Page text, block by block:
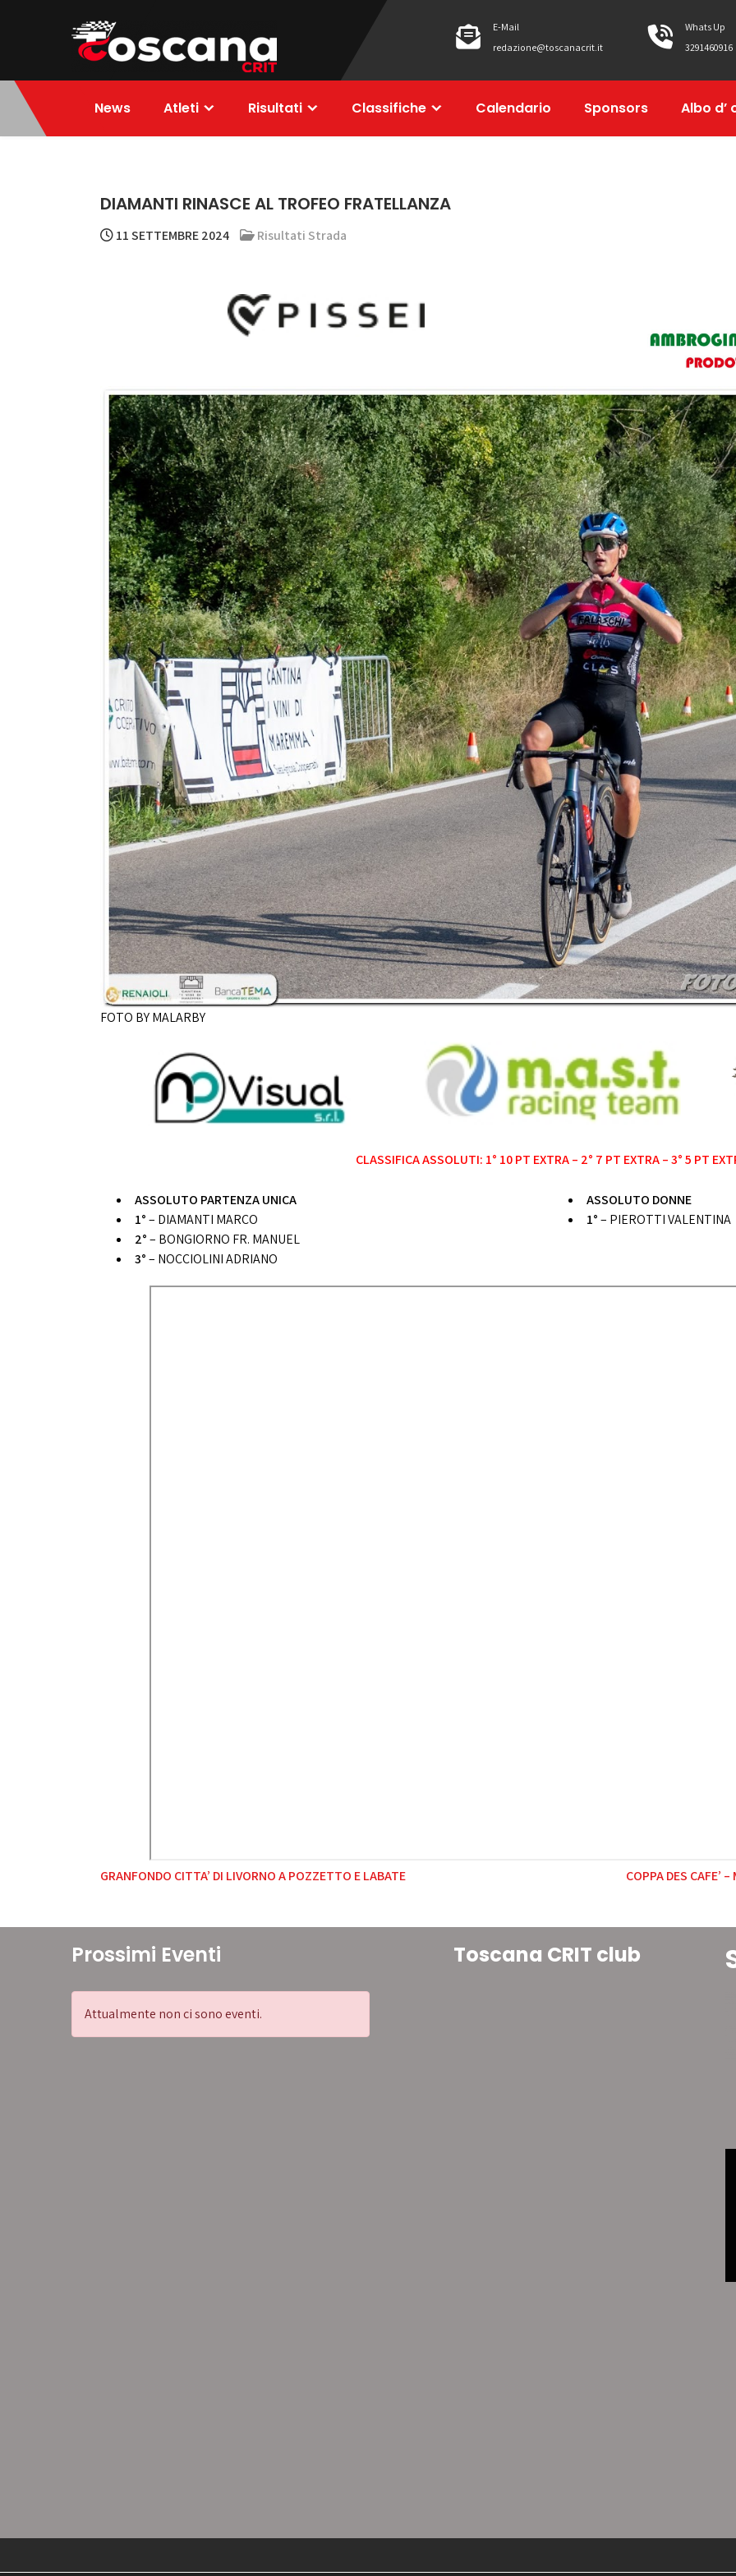
ToscanaCRIT
RIDE4WIN
E-Mail
redazione@toscanacrit.it
Whats Up
3291460916
News Atleti Risultati Classifiche Calendario Sponsors Albo d’
DIAMANTI RINASCE AL TROFEO FRATELLANZA
11 SETTEMBRE 2024 Risultati Strada
FOTO BY MALARBY
CLASSIFICA ASSOLUTI: 1° 10 PT EXTRA – 2° 7 PT EXTRA – 3° 5 PT
ASSOLUTO PARTENZA UNICA
1°– DIAMANTI MARCO
2°– BONGIORNO FR. MANUEL
3°– NOCCIOLINI ADRIANO
ASSOLUTO DONNE
1°– PIEROTTI VALENTINA
Navigazione
GRANFONDO CITTA’ DI LIVORNO A POZZETTO E LABATE COPPA DES CAFE’
Prossimi Eventi
Attualmente non ci sono eventi.
Toscana CRIT club